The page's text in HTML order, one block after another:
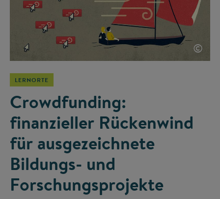
©
LERNORTE
Crowdfunding:
finanzieller Rückenwind
für ausgezeichnete
Bildungs- und
Forschungsprojekte